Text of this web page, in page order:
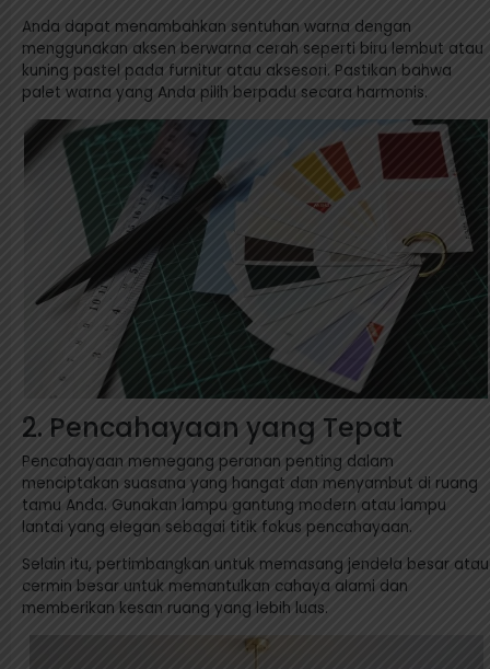
Anda dapat menambahkan sentuhan warna dengan
menggunakan aksen berwarna cerah seperti biru lembut atau
kuning pastel pada furnitur atau aksesori. Pastikan bahwa
palet warna yang Anda pilih berpadu secara harmonis.
2. Pencahayaan yang Tepat
Pencahayaan memegang peranan penting dalam
menciptakan suasana yang hangat dan menyambut di ruang
tamu Anda. Gunakan lampu gantung modern atau lampu
lantai yang elegan sebagai titik fokus pencahayaan.
Selain itu, pertimbangkan untuk memasang jendela besar atau
cermin besar untuk memantulkan cahaya alami dan
memberikan kesan ruang yang lebih luas.